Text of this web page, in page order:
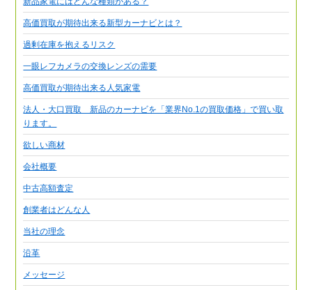
高価買取が期待出来る新型カーナビとは？
過剰在庫を抱えるリスク
一眼レフカメラの交換レンズの需要
高価買取が期待出来る人気家電
法人・大口買取 新品のカーナビを「業界No.1の買取価格」で買い取
ります。
欲しい商材
会社概要
中古高額査定
創業者はどんな人
当社の理念
沿革
メッセージ